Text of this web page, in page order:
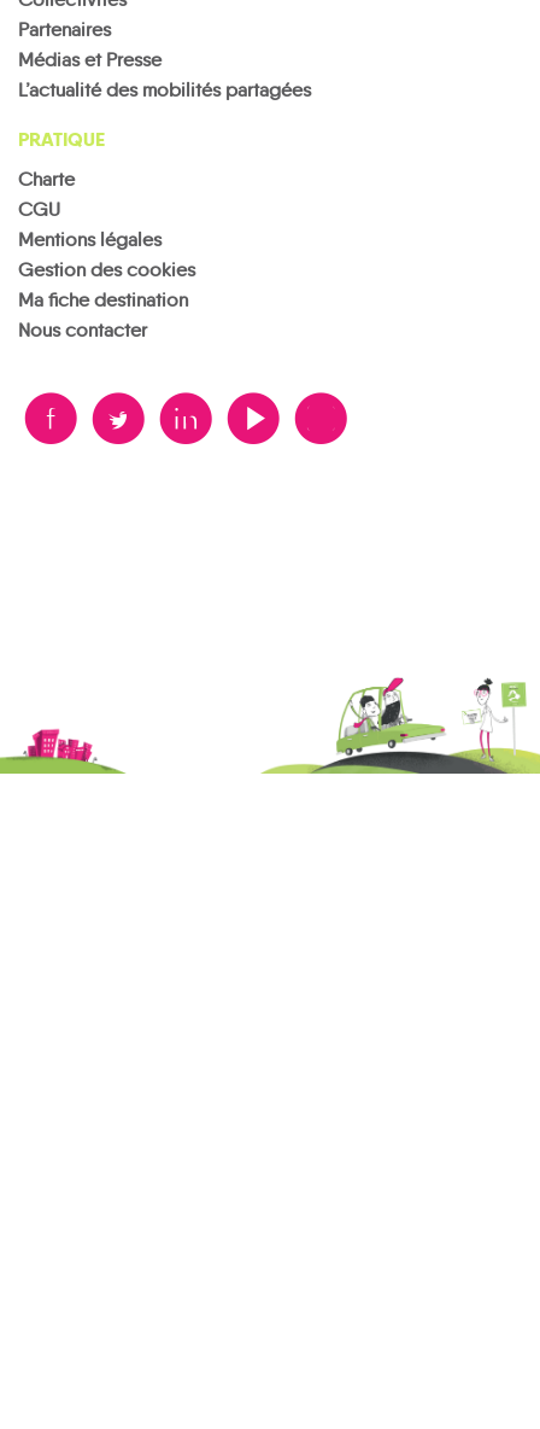
Partenaires
Médias et Presse
L’actualité des mobilités partagées
PRATIQUE
Charte
CGU
Mentions légales
Gestion des cookies
Ma fiche destination
Nous contacter
B A D F V